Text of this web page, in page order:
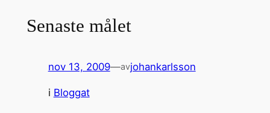
Senaste målet
nov 13, 2009—avjohankarlsson
i Bloggat